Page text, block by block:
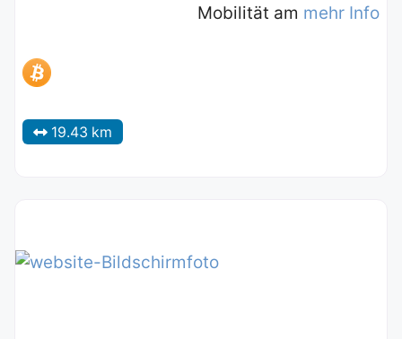
Mobilität am mehr Info
19.43 km